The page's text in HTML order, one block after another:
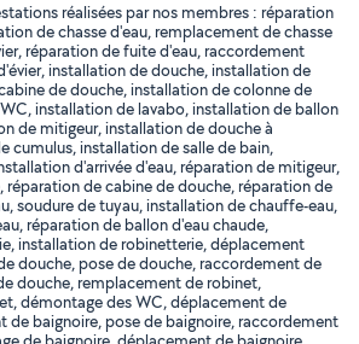
réalisées par nos membres : réparation
de chasse d'eau, remplacement de chasse
réparation de fuite d'eau, raccordement
installation de douche, installation de
de douche, installation de colonne de
installation de lavabo, installation de ballon
de mitigeur, installation de douche à
cumulus, installation de salle de bain,
d'arrivée d'eau, réparation de mitigeur,
réparation de cabine de douche, réparation de
soudure de tuyau, installation de chauffe-eau,
réparation de ballon d'eau chaude,
installation de robinetterie, déplacement
douche, pose de douche, raccordement de
douche, remplacement de robinet,
démontage des WC, déplacement de
baignoire, pose de baignoire, raccordement